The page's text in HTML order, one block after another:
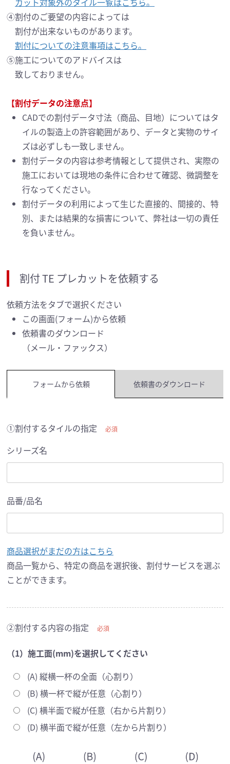
④割付のご要望の内容によっては
割付が出来ないものがあります。
割付についての注意事項はこちら。
⑤施工についてのアドバイスは
致しておりません。
【割付データの注意点】
CADでの割付データ寸法（商品、目地）についてはタ
イルの製造上の許容範囲があり、 データと実物のサイ
ズは必ずしも一致しません。
割付データの内容は参考情報として提供され、実際の
施工においては現地の条件に合わせて確認、 微調整を
行なってください。
割付データの利用によって生じた直接的、間接的、特
別、または結果的な損害について、 弊社は一切の責任
を負いません。
割付 TE プレカットを依頼する
依頼方法をタブで選択ください
この画面(フォーム)から依頼
依頼書のダウンロード
（メール・ファックス）
フォームから依頼 依頼書のダウンロード
①割付するタイルの指定 必須
シリーズ名
品番/品名
商品選択がまだの方はこちら
商品一覧から、特定の商品を選択後、割付サービスを選ぶ
ことができます。
②割付する内容の指定 必須
（1）施工面(mm)を選択してください
(A) 縦横一杯の全面（心割り）
(B) 横一杯で縦が任意（心割り）
(C) 横半面で縦が任意（右から片割り）
(D) 横半面で縦が任意（左から片割り）